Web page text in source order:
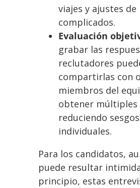
viajes y ajustes
complicados.
Evaluación
grabar las
reclutadores
compartirlas con
miembros del
obtener múltiples
reduciendo sesgos
individuales.
Para los candidatos,
puede resultar
principio, estas